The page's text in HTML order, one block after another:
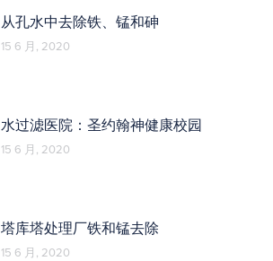
从孔水中去除铁、锰和砷
15 6 月, 2020
水过滤医院：圣约翰神健康校园
15 6 月, 2020
塔库塔处理厂铁和锰去除
15 6 月, 2020